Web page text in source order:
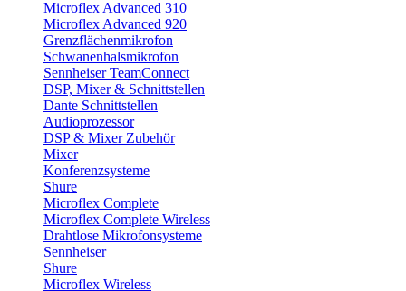
Microflex Advanced 310
Microflex Advanced 920
Grenzflächenmikrofon
Schwanenhalsmikrofon
Sennheiser TeamConnect
DSP, Mixer & Schnittstellen
Dante Schnittstellen
Audioprozessor
DSP & Mixer Zubehör
Mixer
Konferenzsysteme
Shure
Microflex Complete
Microflex Complete Wireless
Drahtlose Mikrofonsysteme
Sennheiser
Shure
Microflex Wireless